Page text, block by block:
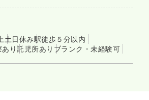
土日休み駅徒歩５分以内
あり託児所あり ブランク・未経験可